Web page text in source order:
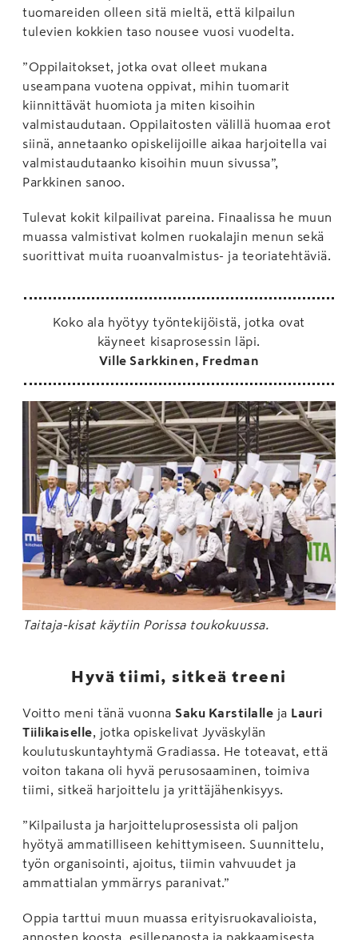
tuomareiden olleen sitä mieltä, että kilpailun
tulevien kokkien taso nousee vuosi vuodelta.
”Oppilaitokset, jotka ovat olleet mukana
useampana vuotena oppivat, mihin tuomarit
kiinnittävät huomiota ja miten kisoihin
valmistaudutaan. Oppilaitosten välillä huomaa erot
siinä, annetaanko opiskelijoille aikaa harjoitella vai
valmistaudutaanko kisoihin muun sivussa”,
Parkkinen sanoo.
Tulevat kokit kilpailivat pareina. Finaalissa he muun
muassa valmistivat kolmen ruokalajin menun sekä
suorittivat muita ruoanvalmistus- ja teoriatehtäviä.
Koko ala hyötyy työntekijöistä, jotka ovat
käyneet kisaprosessin läpi.
Ville Sarkkinen, Fredman
Taitaja-kisat käytiin Porissa toukokuussa.
Hyvä tiimi, sitkeä treeni
Voitto meni tänä vuonna Saku Karstilalle ja Lauri
Tiilikaiselle , jotka opiskelivat Jyväskylän
koulutuskuntayhtymä Gradiassa. He toteavat, että
voiton takana oli hyvä perusosaaminen, toimiva
tiimi, sitkeä harjoittelu ja yrittäjähenkisyys.
”Kilpailusta ja harjoitteluprosessista oli paljon
hyötyä ammatilliseen kehittymiseen. Suunnittelu,
työn organisointi, ajoitus, tiimin vahvuudet ja
ammattialan ymmärrys paranivat.”
Oppia tarttui muun muassa erityisruokavalioista,
annosten koosta, esillepanosta ja pakkaamisesta.